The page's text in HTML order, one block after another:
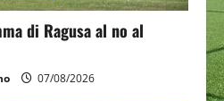
di Ragusa al no al
07/08/2026